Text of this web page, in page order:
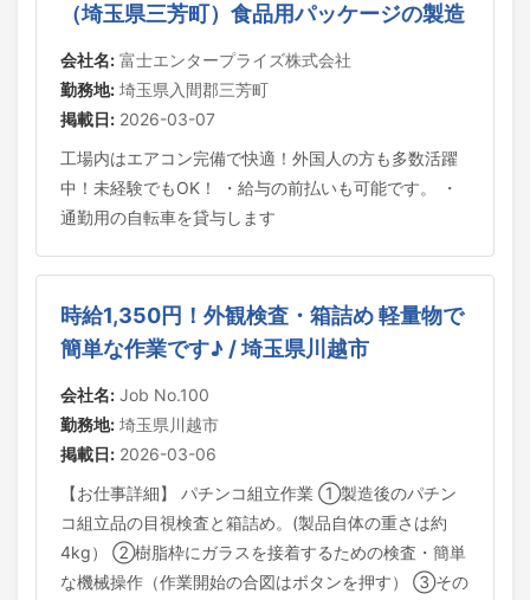
（埼玉県三芳町）食品用パッケージの製造
会社名: 富士エンタープライズ株式会社
勤務地: 埼玉県入間郡三芳町
掲載日: 2026-03-07
工場内はエアコン完備で快適！外国人の方も多数活躍
中！未経験でもOK！ ・給与の前払いも可能です。 ・
通勤用の自転車を貸与します
時給1,350円！外観検査・箱詰め 軽量物で
簡単な作業です♪ / 埼玉県川越市
会社名: Job No.100
勤務地: 埼玉県川越市
掲載日: 2026-03-06
【お仕事詳細】 パチンコ組立作業 ①製造後のパチン
コ組立品の目視検査と箱詰め。(製品自体の重さは約
4kg） ②樹脂枠にガラスを接着するための検査・簡単
な機械操作（作業開始の合図はボタンを押す） ③その